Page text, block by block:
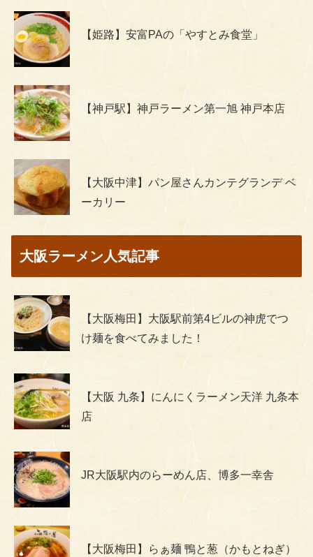
【姫路】安富PAの「やすとみ食堂」
【神戸駅】神戸ラーメン第一旭 神戸本店
【大阪中津】パン屋さんカンテグランデ ベ
ーカリー
大阪ラーメン人気記事
【大阪梅田】大阪駅前第4ビルの神虎でつ
け麺を食べてみました！
【大阪 九条】にんにくラーメン天洋 九条本
店
JR大阪駅内のらーめん店、博多一幸舎
【大阪梅田】らぁ麺 鴨と葱（かもとねぎ）